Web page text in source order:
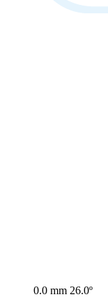
0.0 mm 26.0º